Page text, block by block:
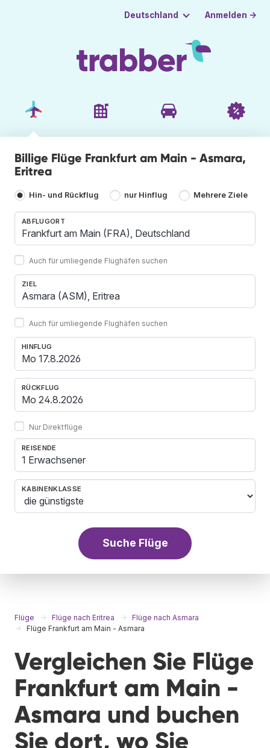
Deutschland Anmelden →
Billige Flüge Frankfurt am Main - Asmara,
Eritrea
Hin- und Rückflug nur Hinflug Mehrere Ziele
ABFLUGORT
Auch für umliegende Flughäfen suchen
ZIEL
Auch für umliegende Flughäfen suchen
HINFLUG
RÜCKFLUG
Nur Direktflüge
REISENDE
1 Erwachsener
KABINENKLASSE
Suche Flüge
Flüge Flüge nach Eritrea
Flüge nach Asmara
Flüge Frankfurt am Main - Asmara
Vergleichen Sie Flüge
Frankfurt am Main -
Asmara und buchen
Sie dort, wo Sie